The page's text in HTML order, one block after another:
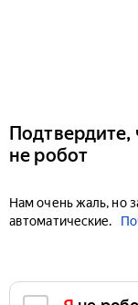
Подтвердите,
не робот
Нам очень жаль, но
автоматические.